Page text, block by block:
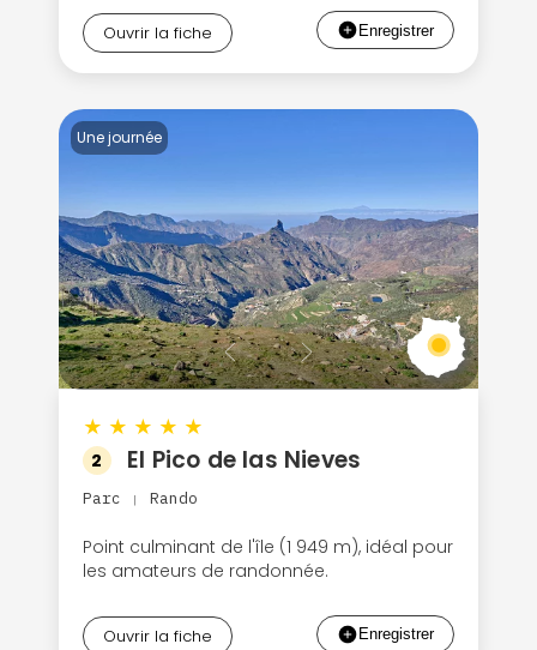
Ouvrir la fiche
Une journée
★ ★ ★ ★ ★
2 El Pico de las Nieves
Parc | Rando
Point culminant de l'île (1 949 m), idéal pour
les amateurs de randonnée.
Ouvrir la fiche